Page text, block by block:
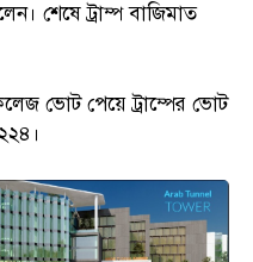
শেষে ট্রাম্প বাজিমাত
ভোট পেয়ে ট্রাম্পের ভোট